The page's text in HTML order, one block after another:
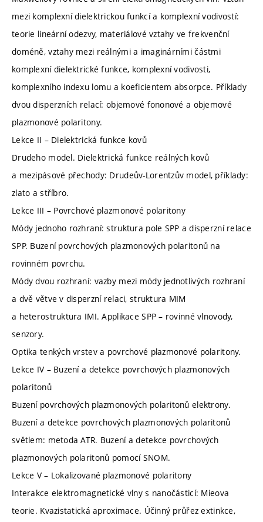
mezi komplexní dielektrickou funkcí a komplexní vodivostí:
teorie lineární odezvy, materiálové vztahy ve frekvenční
doméně, vztahy mezi reálnými a imaginárními částmi
komplexní dielektrické funkce, komplexní vodivosti,
komplexního indexu lomu a koeficientem absorpce. Příklady
dvou disperzních relací: objemové fononové a objemové
plazmonové polaritony.
Lekce II – Dielektrická funkce kovů
Drudeho model. Dielektrická funkce reálných kovů
a mezipásové přechody: Drudeův-Lorentzův model, příklady:
zlato a stříbro.
Lekce III – Povrchové plazmonové polaritony
Módy jednoho rozhraní: struktura pole SPP a disperzní relace
SPP. Buzení povrchových plazmonových polaritonů na
rovinném povrchu.
Módy dvou rozhraní: vazby mezi módy jednotlivých rozhraní
a dvě větve v disperzní relaci, struktura MIM
a heterostruktura IMI. Applikace SPP – rovinné vlnovody,
senzory.
Optika tenkých vrstev a povrchové plazmonové polaritony.
Lekce IV – Buzení a detekce povrchových plazmonových
polaritonů
Buzení povrchových plazmonových polaritonů elektrony.
Buzení a detekce povrchových plazmonových polaritonů
světlem: metoda ATR. Buzení a detekce povrchových
plazmonových polaritonů pomocí SNOM.
Lekce V – Lokalizované plazmonové polaritony
Interakce elektromagnetické vlny s nanočásticí: Mieova
teorie. Kvazistatická aproximace. Účinný průřez extinkce,